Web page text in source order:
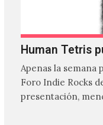
Human Tetris
Apenas la semana
Foro Indie Rocks
presentación,